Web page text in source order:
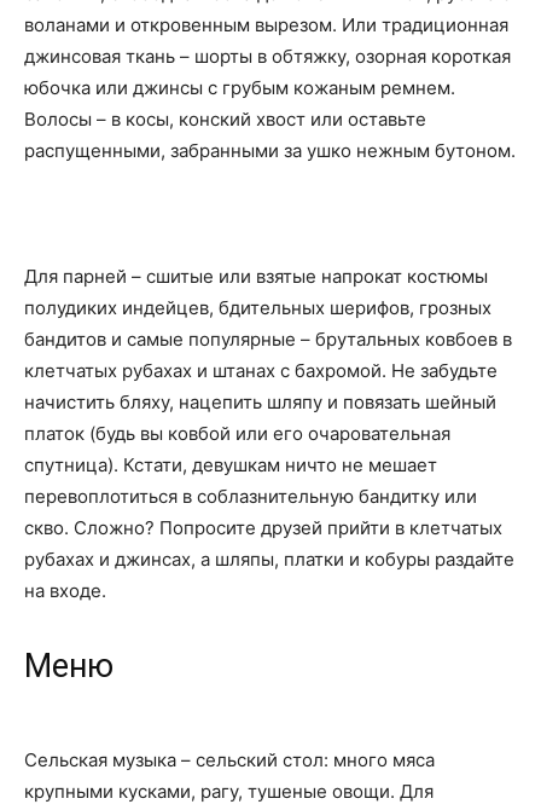
воланами и откровенным вырезом. Или традиционная
джинсовая ткань – шорты в обтяжку, озорная короткая
юбочка или джинсы с грубым кожаным ремнем.
Волосы – в косы, конский хвост или оставьте
распущенными, забранными за ушко нежным бутоном.
Для парней – сшитые или взятые напрокат костюмы
полудиких индейцев, бдительных шерифов, грозных
бандитов и самые популярные – брутальных ковбоев в
клетчатых рубахах и штанах с бахромой. Не забудьте
начистить бляху, нацепить шляпу и повязать шейный
платок (будь вы ковбой или его очаровательная
спутница). Кстати, девушкам ничто не мешает
перевоплотиться в соблазнительную бандитку или
скво. Сложно? Попросите друзей прийти в клетчатых
рубахах и джинсах, а шляпы, платки и кобуры раздайте
на входе.
Меню
Сельская музыка – сельский стол: много мяса
крупными кусками, рагу, тушеные овощи. Для